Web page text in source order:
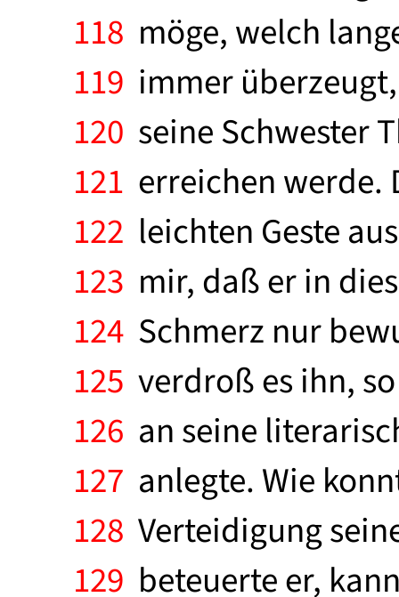
118 möge, welch
119 immer
120 seine Schwester
121 erreichen werde.
122 leichten Geste
123 mir, daß er in
124 Schmerz nur
125 verdroß es ihn,
126 an seine
127 anlegte. Wie
128 Verteidigung
129 beteuerte er,